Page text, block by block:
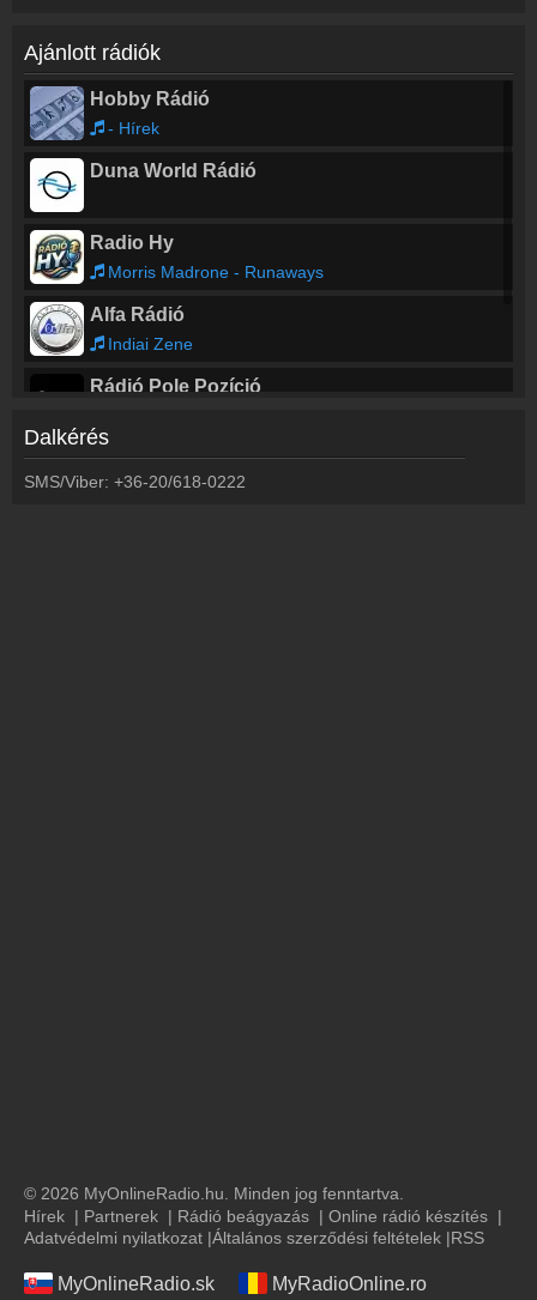
Ajánlott rádiók
Hobby Rádió
- Hírek
Duna World Rádió
Radio Hy
Morris Madrone - Runaways
Alfa Rádió
Indiai Zene
Rádió Pole Pozíció
Rábaköz Rádió
Bonrow - Szemeden t
Dalkérés
SMS/Viber: +36-20/618-0222
© 2026 MyOnlineRadio.hu. Minden jog fenntartva.
Hírek | Partnerek | Rádió beágyazás | Online rádió készítés |
Adatvédelmi nyilatkozat |Általános szerződési feltételek |RSS
MyOnlineRadio.sk MyRadioOnline.ro